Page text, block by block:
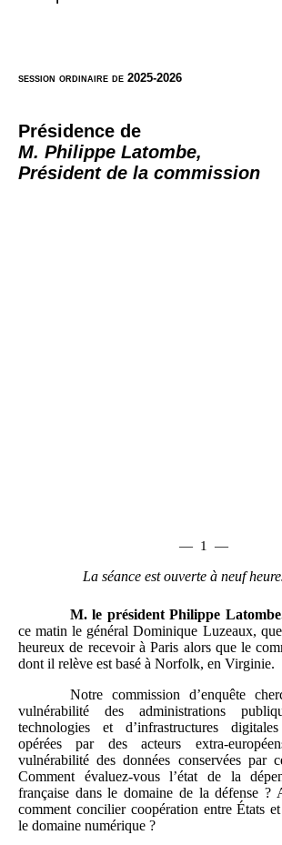
session ordinaire de 2025-2026
Présidence de
M. Philippe Latombe,
Président de la commission
— 1 —
La séance est ouverte à neuf
M. le président Philippe
ce matin le général Dominique Luzeaux,
heureux de recevoir à Paris alors que le
dont il relève est basé à Norfolk, en Virginie.
Notre commission d’enquête
vulnérabilité des administrations
technologies et d’infrastructures
opérées par des acteurs extra-
vulnérabilité des données conservées par
Comment évaluez-vous l’état de la
française dans le domaine de la défense ?
comment concilier coopération entre États
le domaine numérique ?